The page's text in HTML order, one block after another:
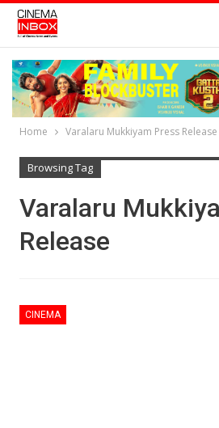
Home Varalaru Mukkiyam Press Release
Browsing Tag
Varalaru
Release
CINEMA